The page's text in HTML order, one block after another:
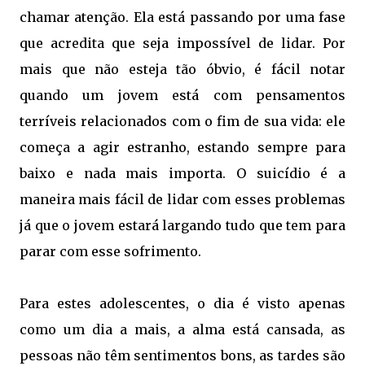
chamar atenção. Ela está passando por uma fase
que acredita que seja impossível de lidar. Por
mais que não esteja tão óbvio, é fácil notar
quando um jovem está com pensamentos
terríveis relacionados com o fim de sua vida: ele
começa a agir estranho, estando sempre para
baixo e nada mais importa. O suicídio é a
maneira mais fácil de lidar com esses problemas
já que o jovem estará largando tudo que tem para
parar com esse sofrimento.
Para estes adolescentes, o dia é visto apenas
como um dia a mais, a alma está cansada, as
pessoas não têm sentimentos bons, as tardes são